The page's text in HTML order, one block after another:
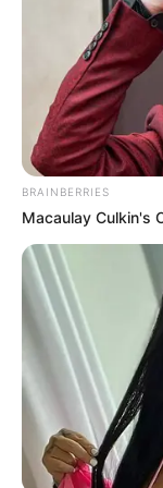
BRAINBERRIES
Macaulay Culkin's